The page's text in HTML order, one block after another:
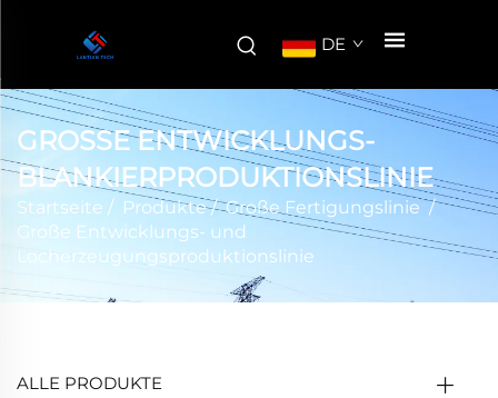
DE
GROSSE ENTWICKLUNGS-
BLANKIERPRODUKTIONSLINIE
Startseite / Produkte/Große Fertigungslinie/
Große Entwicklungs- und
Locherzeugungsproduktionslinie
ALLE PRODUKTE